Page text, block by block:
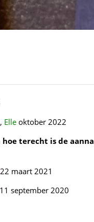
Elle oktober 2022
terecht is de
22 maart 2021
11 september 2020